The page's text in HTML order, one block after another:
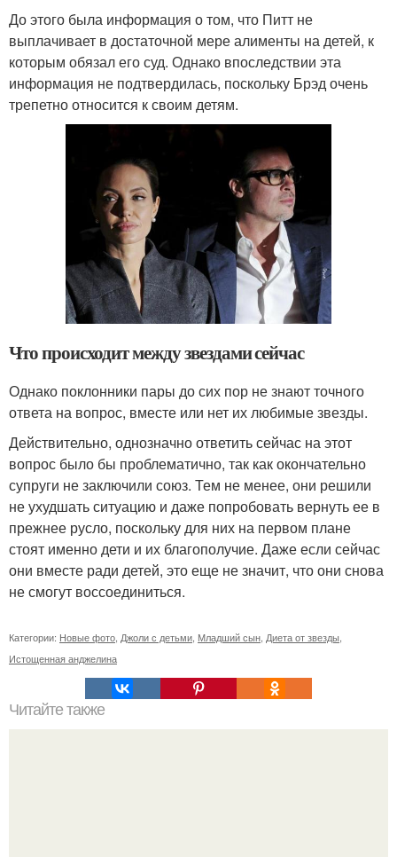
До этого была информация о том, что Питт не
выплачивает в достаточной мере алименты на детей, к
которым обязал его суд. Однако впоследствии эта
информация не подтвердилась, поскольку Брэд очень
трепетно относится к своим детям.
Что происходит между звездами сейчас
Однако поклонники пары до сих пор не знают точного
ответа на вопрос, вместе или нет их любимые звезды.
Действительно, однозначно ответить сейчас на этот
вопрос было бы проблематично, так как окончательно
супруги не заключили союз. Тем не менее, они решили
не ухудшать ситуацию и даже попробовать вернуть ее в
прежнее русло, поскольку для них на первом плане
стоят именно дети и их благополучие. Даже если сейчас
они вместе ради детей, это еще не значит, что они снова
не смогут воссоединиться.
Категории: Новые фото Джоли с детьми Младший сын Диета от звезды
Истощенная анджелина
Читайте также